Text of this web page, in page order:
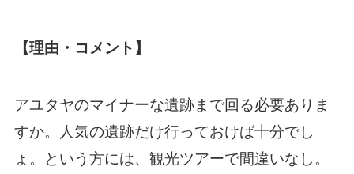
【理由・コメント】
アユタヤのマイナーな遺跡まで回る必要ありま
すか。人気の遺跡だけ行っておけば十分でし
ょ。という方には、観光ツアーで間違いなし。